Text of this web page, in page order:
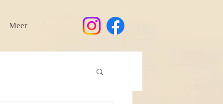
Meer